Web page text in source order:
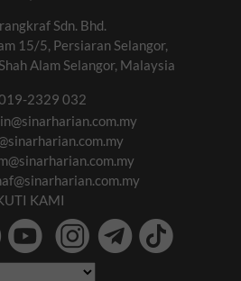
Sdn. Bhd.
15/5, Persiaran Selangor,
Alam Selangor, Malaysia
2329 032
KAMI